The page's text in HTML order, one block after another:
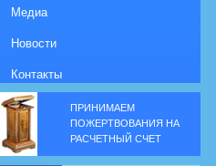
Медиа
Новости
Контакты
ПРИНИМАЕМ
ПОЖЕРТВОВАНИЯ НА
РАСЧЕТНЫЙ СЧЕТ